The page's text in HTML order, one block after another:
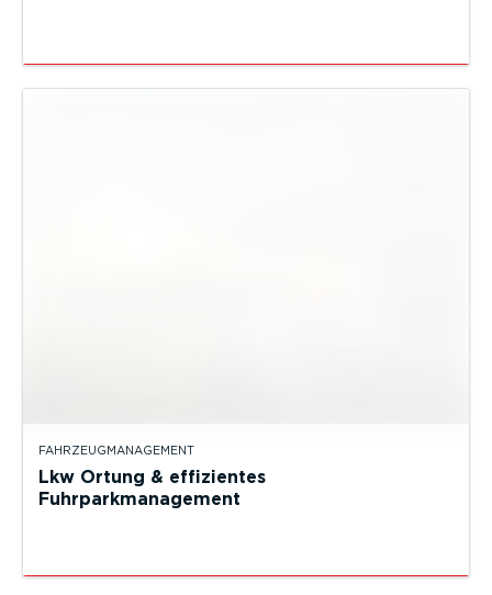
FAHRZEUGMANAGEMENT
Lkw Ortung & effizientes
Fuhrparkmanagement